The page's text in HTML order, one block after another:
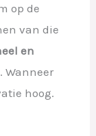
op de
van die
en
Wanneer
hoog.